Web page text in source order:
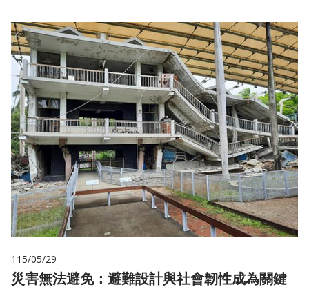
115/05/29
災害無法避免：避難設計與社會韌性成為關鍵